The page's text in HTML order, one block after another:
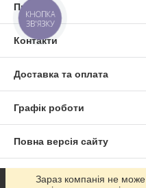
Про нас
Контакти
Доставка та оплата
Графік роботи
Повна версія сайту
Сайт створено на
Зараз компанія не
КНОПКА
ЗВ'ЯЗКУ